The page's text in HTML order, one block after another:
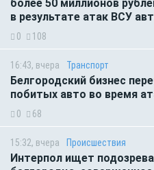
более 50 миллионов
в результате атак ВСУ
0 108
16:43, вчера Транспорт
Белгородский бизнес
побитых авто во время
0 68
15:32, вчера Происшествия
Интерпол ищет